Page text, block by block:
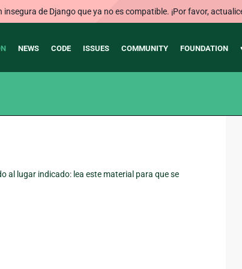
de Django que ya no es compatible. ¡Por favor,
NEWS CODE ISSUES COMMUNITY FOUNDATION
al lugar indicado: lea este material para que se